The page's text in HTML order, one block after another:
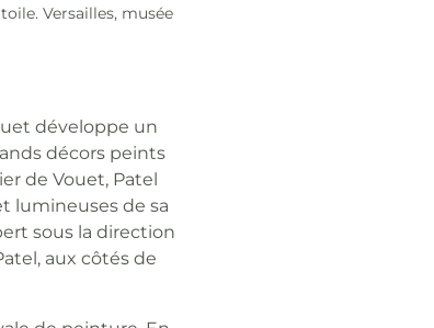
Versailles, musée
développe un
décors peints
de Vouet, Patel
lumineuses de sa
sous la direction
aux côtés de